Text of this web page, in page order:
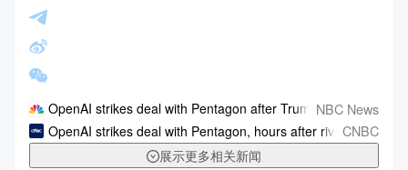
OpenAI strikes deal with Pentagon after Trump orders
NBC News
OpenAI strikes deal with Pentagon, hours after rivalCNBC
展示更多相关新闻